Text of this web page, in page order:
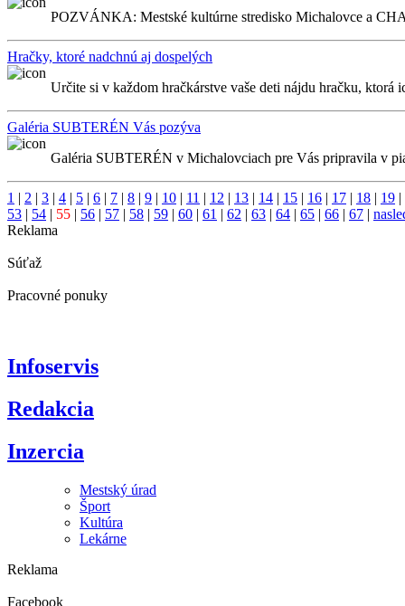
POZVÁNKA: Mestské kultúrne stredisko Michalovce a
Hračky, ktoré nadchnú aj dospelých
Určite si v každom hračkárstve vaše deti nájdu hračku, ktorá
Galéria SUBTERÉN Vás pozýva
Galéria SUBTERÉN v Michalovciach pre Vás pripravila v
1 | 2 | 3 | 4 | 5 | 6 | 7 | 8 | 9 | 10 | 11 | 12 | 13 | 14 | 15 | 16 | 17 | 18 | 19 |
53 | 54 | 55 | 56 | 57 | 58 | 59 | 60 | 61 | 62 | 63 | 64 | 65 | 66 | 67 |
Reklama
Súťaž
Pracovné ponuky
Infoservis
Redakcia
Inzercia
Mestský úrad
Šport
Kultúra
Lekárne
Reklama
Facebook